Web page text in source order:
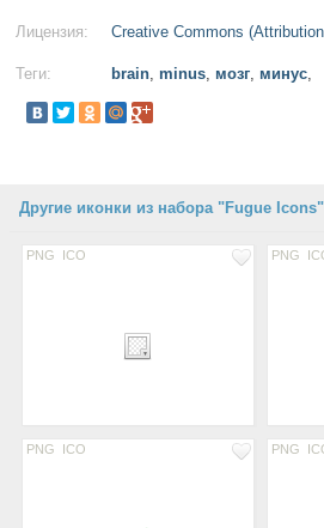
Лицензия: Creative Commons
Теги: brain, minus, мозг, минус,
Другие иконки из набора "Fugue Icons"
PNG ICO PNG
PNG ICO PNG